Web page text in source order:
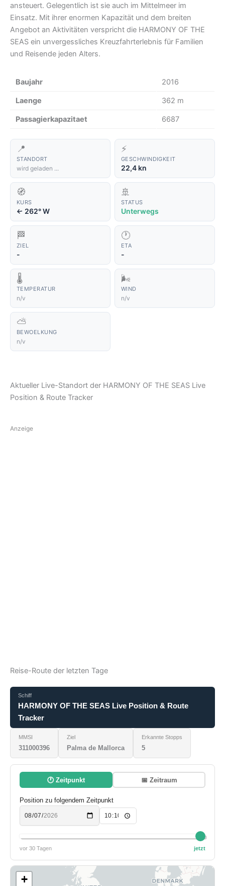
ansteuert. Gelegentlich ist sie auch im Mittelmeer im
Einsatz. Mit ihrer enormen Kapazität und dem breiten
Angebot an Aktivitäten verspricht die HARMONY OF THE
SEAS ein unvergessliches Kreuzfahrterlebnis für Familien
und Reisende jeden Alters.
Baujahr 2016
Laenge 362 m
Passagierkapazitaet 6687
📍
STANDORT
wird geladen ...
⚡
GESCHWINDIGKEIT
22,4 kn
🧭
KURS
↑ 262° W
🚢
STATUS
Unterwegs
🏁
ZIEL
-
🕐
ETA
-
🌡️
TEMPERATUR
n/v
🌬️
WIND
n/v
⛅
BEWOELKUNG
n/v
Aktueller Live-Standort der HARMONY OF THE SEAS Live
Position & Route Tracker
Anzeige
Reise-Route der letzten Tage
Schiff
HARMONY OF THE SEAS Live Position & Route
Tracker
MMSI
311000396
Ziel
Palma de Mallorca
Erkannte Stopps
5
🕐 Zeitpunkt 📅 Zeitraum
Position zu folgendem Zeitpunkt
vor 30 Tagen jetzt
+